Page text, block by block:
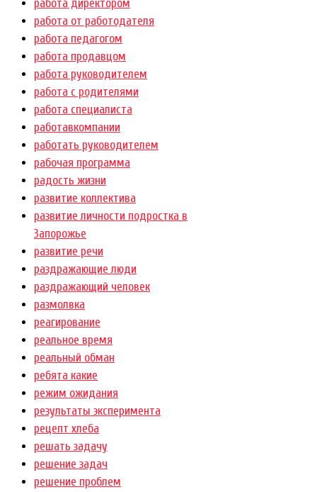
работа директором
работа от работодателя
работа педагогом
работа продавцом
работа руководителем
работа с родителями
работа специалиста
работавкомпании
работать руководителем
рабочая программа
радость жизни
развитие коллектива
развитие личности подростка в
Запорожье
развитие речи
раздражающие люди
раздражающий человек
размолвка
реагирование
реальное время
реальный обман
ребята какие
режим ожидания
результаты эксперимента
рецепт хлеба
решать задачу
решение задач
решение проблем